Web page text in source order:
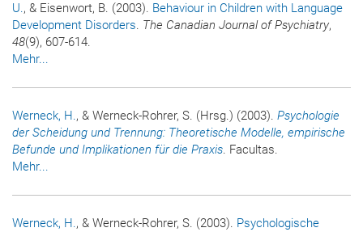
U., & Eisenwort, B. (2003). Behaviour in Children with Language
Development Disorders. The Canadian Journal of Psychiatry,
48(9), 607-614.
Mehr...
Werneck, H., & Werneck-Rohrer, S. (Hrsg.) (2003). Psychologie
der Scheidung und Trennung: Theoretische Modelle, empirische
Befunde und Implikationen für die Praxis. Facultas.
Mehr...
Werneck, H., & Werneck-Rohrer, S. (2003). Psychologische